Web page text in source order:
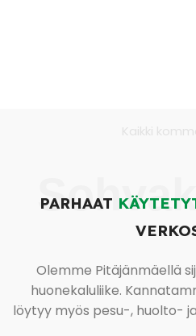
PARHAAT
Olemme Pitäjänmäellä
huonekaluliike.
löytyy myös pesu-, huolto-